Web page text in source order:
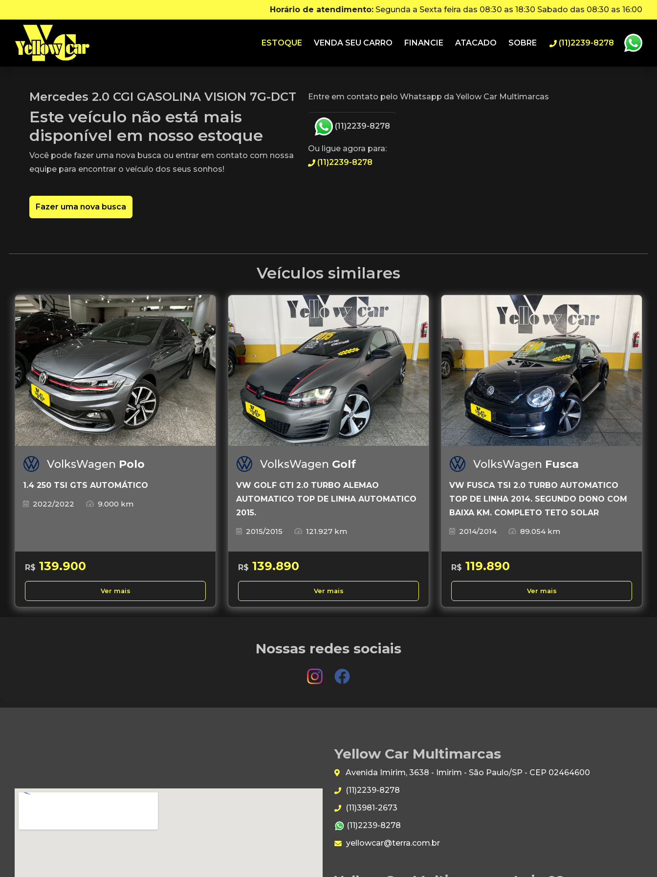
Horário de atendimento: Segunda a Sexta feira das 08:30 as 18:30 Sabado das 08:30 as 16:00
ESTOQUE VENDA SEU CARRO FINANCIE ATACADO SOBRE (11)2239-8278
Mercedes 2.0 CGI GASOLINA VISION 7G-DCT
Este veículo não está mais
disponível em nosso estoque
Você pode fazer uma nova busca ou entrar em contato com nossa
equipe para encontrar o veículo dos seus sonhos!
Fazer uma nova busca
Entre em contato pelo Whatsapp da Yellow Car Multimarcas
(11)2239-8278
Ou ligue agora para:
(11)2239-8278
Veículos similares
VolksWagen Polo
1.4 250 TSI GTS AUTOMÁTICO
2022/2022
9.000 km
R$ 139.900
Ver mais
VolksWagen Golf
VW GOLF GTI 2.0 TURBO ALEMAO
AUTOMATICO TOP DE LINHA AUTOMATICO
2015.
2015/2015
121.927 km
R$ 139.890
Ver mais
VolksWagen Fusca
VW FUSCA TSI 2.0 TURBO AUTOMATICO
TOP DE LINHA 2014. SEGUNDO DONO COM
BAIXA KM. COMPLETO TETO SOLAR
2014/2014
89.054 km
R$ 119.890
Ver mais
Nossas redes sociais
Yellow Car Multimarcas
Avenida Imirim, 3638 - Imirim - São Paulo/SP - CEP 02464600
(11)2239-8278
(11)3981-2673
(11)2239-8278
yellowcar@terra.com.br